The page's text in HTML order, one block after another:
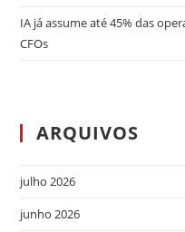
IA já assume até 45% das
CFOs
ARQUIVOS
julho 2026
junho 2026